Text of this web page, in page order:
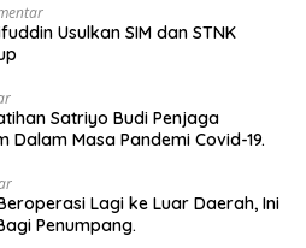
Usulkan SIM dan STNK
Satriyo Budi Penjaga
Dalam Masa Pandemi Covid-19.
Lagi ke Luar Daerah, Ini
Penumpang.